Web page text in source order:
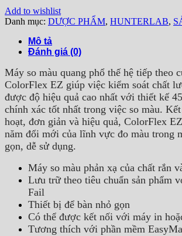
Add to wishlist
Danh mục: DƯỢC PHẨM, HUNTERLAB,
Mô tả
Đánh giá (0)
Máy so màu quang phổ thế hệ tiếp theo
ColorFlex EZ giúp việc kiểm soát chất
được độ hiệu quả cao nhất với thiết kế
chính xác tốt nhất trong việc so màu.
hoạt, đơn giản và hiệu quả, ColorFlex
năm đổi mới của lĩnh vực đo màu trong
gọn, dễ sử dụng.
Máy so màu phản xạ của chất rắn
Lưu trữ theo tiêu chuẩn sản phẩm
Fail
Thiết bị để bàn nhỏ gọn
Có thể được kết nối với máy in
Tương thích với phần mềm